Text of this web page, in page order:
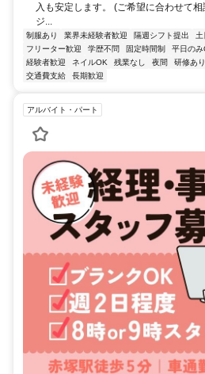
入も安定します。 (ご希望に合わせて
ジ...
制服あり 業界未経験者歓迎 隔週シフト提出 土
フリーター歓迎
学歴不問 固定時間制 平日のみ
経験者歓迎
ネイルOK 残業なし 夜間 研修あり
交通費支給
長期歓迎
アルバイト・パート